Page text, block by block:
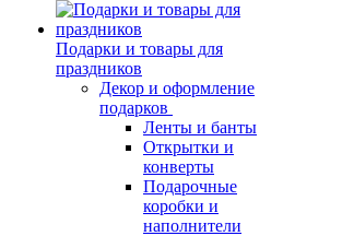
Подарки и товары для
праздников
Декор и оформление
подарков
Ленты и банты
Открытки и
конверты
Подарочные
коробки и
наполнители